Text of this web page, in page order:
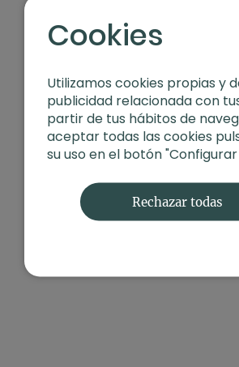
Cookies
Utilizamos cookies propias y
publicidad relacionada con
partir de tus hábitos de
aceptar todas las cookies
su uso en el botón
Rechazar todas